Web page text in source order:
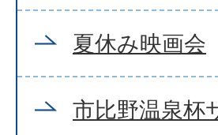
夏休み映画会
市比野温泉杯